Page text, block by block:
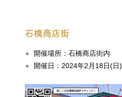
石橋商店街
開催場所：石橋商店街内
開催日：2024年2月18日(日)